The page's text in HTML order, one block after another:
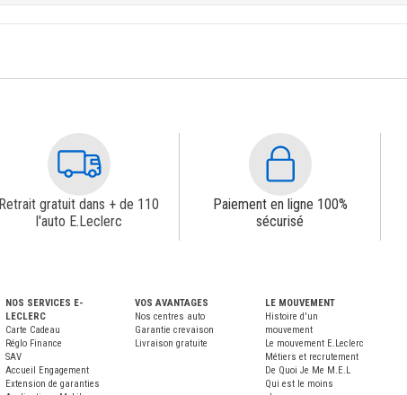
Retrait gratuit dans + de 110
l'auto E.Leclerc
Paiement en ligne 100%
sécurisé
NOS SERVICES E-
LECLERC
Carte Cadeau
Réglo Finance
SAV
Accueil Engagement
Extension de garanties
VOS AVANTAGES
Nos centres auto
Garantie crevaison
Livraison gratuite
LE MOUVEMENT
Histoire d'un
mouvement
Le mouvement E.Leclerc
Métiers et recrutement
De Quoi Je Me M.E.L
Qui est le moins